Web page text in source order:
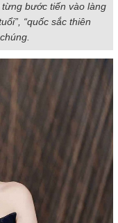
bước tiến vào làng
“quốc sắc thiên